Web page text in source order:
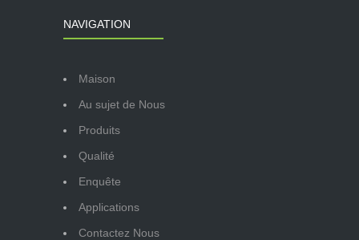
NAVIGATION
Maison
Au sujet de Nous
Produits
Qualité
Enquête
Applications
Contactez Nous